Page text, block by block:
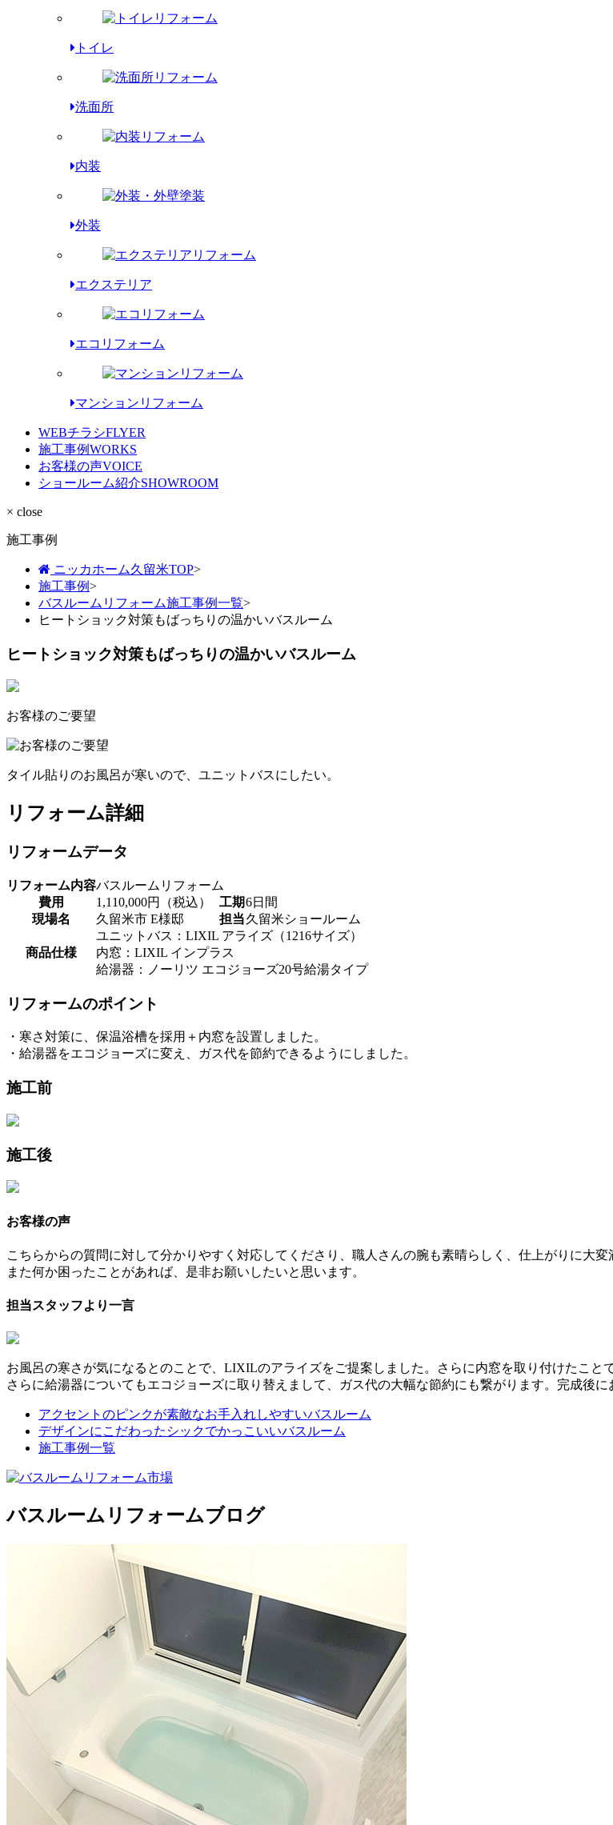
トイレ
洗面所
内装
外装
エクステリア
エコリフォーム
マンションリフォーム
WEBチラシFLYER
施工事例WORKS
お客様の声VOICE
ショールーム紹介SHOWROOM
× close
施工事例
ニッカホーム久留米TOP>
施工事例>
バスルームリフォーム施工事例一覧>
ヒートショック対策もばっちりの温かいバスルーム
ヒートショック対策もばっちりの温かいバスルーム
お客様のご要望
タイル貼りのお風呂が寒いので、ユニットバスにしたい。
リフォーム詳細
リフォームデータ
リフォーム内容バスルームリフォーム
費用
1,110,000円（税込） 工期6日間
現場名
久留米市 E様邸 担当久留米ショールーム
商品仕様
ユニットバス：LIXIL アライズ（1216サイズ）
内窓：LIXIL インプラス
給湯器：ノーリツ エコジョーズ20号給湯タイプ
リフォームのポイント
・寒さ対策に、保温浴槽を採用＋内窓を設置しました。
・給湯器をエコジョーズに変え、ガス代を節約できるようにしました。
施工前
施工後
お客様の声
こちらからの質問に対して分かりやすく対応してくださり、職人さんの腕も素晴らしく、仕上がりに大変
また何か困ったことがあれば、是非お願いしたいと思います。
担当スタッフより一言
お風呂の寒さが気になるとのことで、LIXILのアライズをご提案しました。さらに内窓を取り付けたこと
さらに給湯器についてもエコジョーズに取り替えまして、ガス代の大幅な節約にも繋がります。完成後に
アクセントのピンクが素敵なお手入れしやすいバスルーム
デザインにこだわったシックでかっこいいバスルーム
施工事例一覧
バスルームリフォームブログ